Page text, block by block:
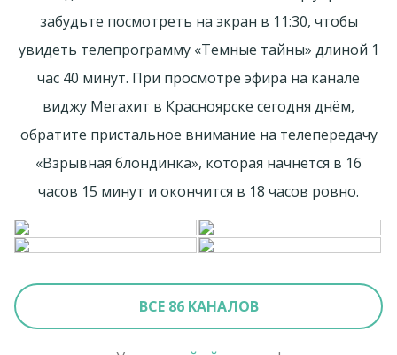
забудьте посмотреть на экран в 11:30, чтобы
увидеть телепрограмму «Темные тайны» длиной 1
час 40 минут. При просмотре эфира на канале
виджу Мегахит в Красноярске сегодня днём,
обратите пристальное внимание на телепередачу
«Взрывная блондинка», которая начнется в 16
часов 15 минут и окончится в 18 часов ровно.
ВСЕ 86 КАНАЛОВ